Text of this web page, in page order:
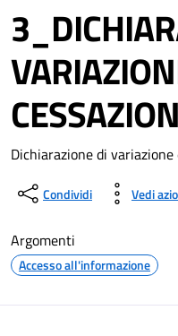
Dettagli del
Dichiarazione di variazione
Condividi Vedi
Argomenti
Accesso all'informazione